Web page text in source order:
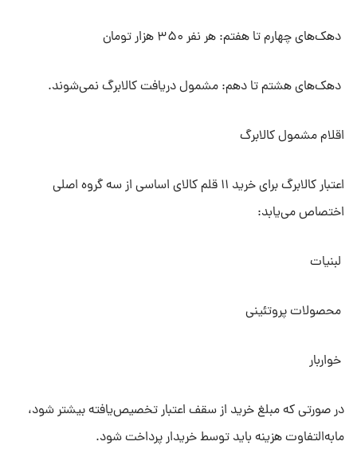
دهک‌های چهارم تا هفتم: هر نفر ۳۵۰ هزار تومان
دهک‌های هشتم تا دهم: مشمول دریافت کالابرگ نمی‌شوند.
اقلام مشمول کالابرگ
اعتبار کالابرگ برای خرید ۱۱ قلم کالای اساسی از سه گروه اصلی
اختصاص می‌یابد:
لبنیات
محصولات پروتئینی
خواربار
در صورتی که مبلغ خرید از سقف اعتبار تخصیص‌یافته بیشتر شود،
مابه‌التفاوت هزینه باید توسط خریدار پرداخت شود.